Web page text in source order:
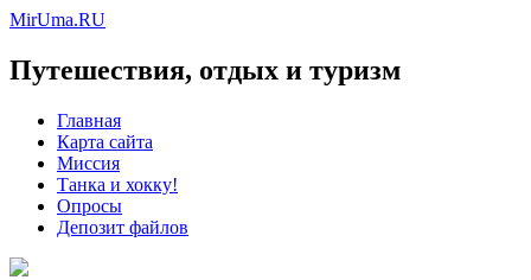
MirUma.RU
Путешествия, отдых и туризм
Главная
Карта сайта
Миссия
Танка и хокку!
Опросы
Депозит файлов